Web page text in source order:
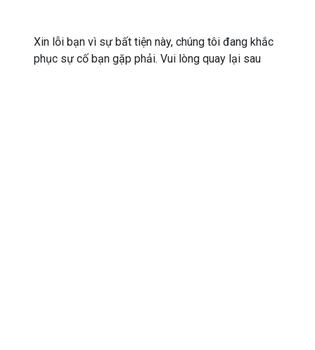
Xin lỗi bạn vì sự bất tiện này, chúng tôi đang khắc
phục sự cố bạn gặp phải. Vui lòng quay lại sau